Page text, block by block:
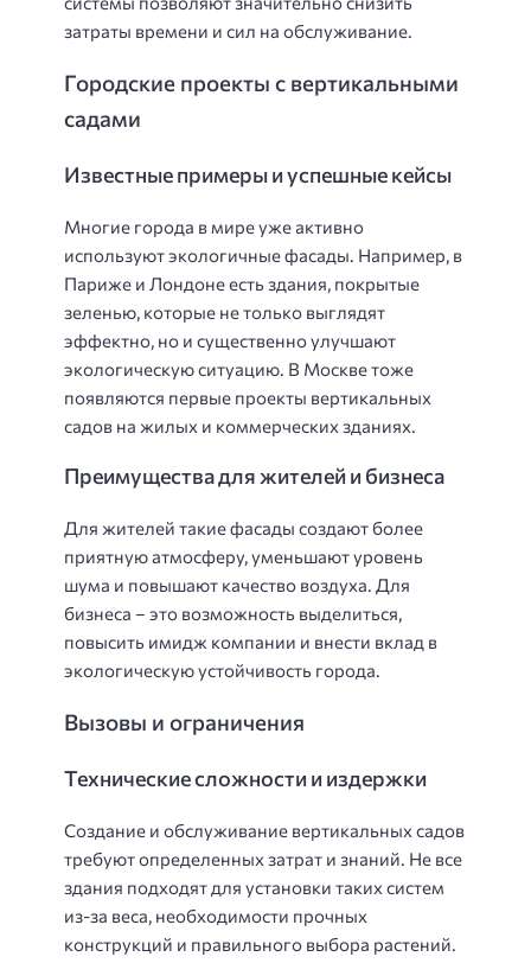
затраты времени и сил на обслуживание.
Городские проекты с вертикальными
садами
Известные примеры и успешные кейсы
Многие города в мире уже активно
используют экологичные фасады. Например, в
Париже и Лондоне есть здания, покрытые
зеленью, которые не только выглядят
эффектно, но и существенно улучшают
экологическую ситуацию. В Москве тоже
появляются первые проекты вертикальных
садов на жилых и коммерческих зданиях.
Преимущества для жителей и бизнеса
Для жителей такие фасады создают более
приятную атмосферу, уменьшают уровень
шума и повышают качество воздуха. Для
бизнеса – это возможность выделиться,
повысить имидж компании и внести вклад в
экологическую устойчивость города.
Вызовы и ограничения
Технические сложности и издержки
Создание и обслуживание вертикальных садов
требуют определенных затрат и знаний. Не все
здания подходят для установки таких систем
из-за веса, необходимости прочных
конструкций и правильного выбора растений.